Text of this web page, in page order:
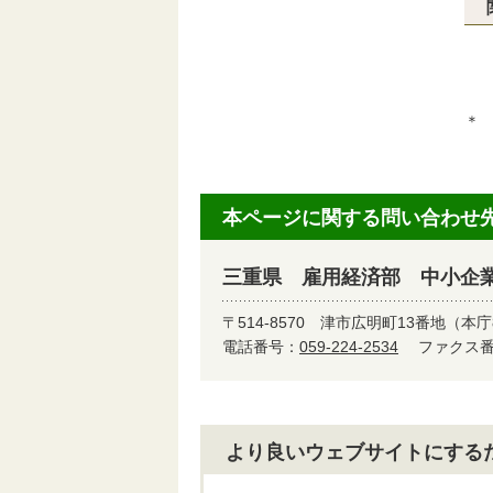
＊
本ページに関する問い合わせ
三重県 雇用経済部 中小企
〒514-8570 津市広明町13番地（本庁
電話番号： 059-224-2534 ファクス
より良いウェブサイトにす